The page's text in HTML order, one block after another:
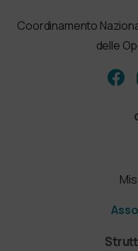
Coordinamento
delle